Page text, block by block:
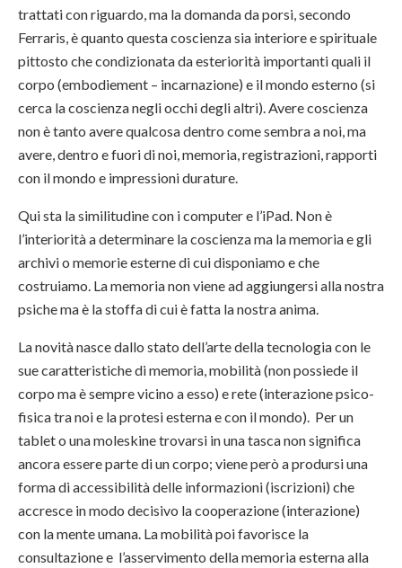
trattati con riguardo, ma la domanda da porsi, secondo
Ferraris, è quanto questa coscienza sia interiore e spirituale
pittosto che condizionata da esteriorità importanti quali il
corpo (embodiement – incarnazione) e il mondo esterno (si
cerca la coscienza negli occhi degli altri). Avere coscienza
non è tanto avere qualcosa dentro come sembra a noi, ma
avere, dentro e fuori di noi, memoria, registrazioni, rapporti
con il mondo e impressioni durature.
Qui sta la similitudine con i computer e l’iPad. Non è
l’interiorità a determinare la coscienza ma la memoria e gli
archivi o memorie esterne di cui disponiamo e che
costruiamo. La memoria non viene ad aggiungersi alla nostra
psiche ma è la stoffa di cui è fatta la nostra anima.
La novità nasce dallo stato dell’arte della tecnologia con le
sue caratteristiche di memoria, mobilità (non possiede il
corpo ma è sempre vicino a esso) e rete (interazione psico-
fisica tra noi e la protesi esterna e con il mondo). Per un
tablet o una moleskine trovarsi in una tasca non significa
ancora essere parte di un corpo; viene però a prodursi una
forma di accessibilità delle informazioni (iscrizioni) che
accresce in modo decisivo la cooperazione (interazione)
con la mente umana. La mobilità poi favorisce la
consultazione e l’asservimento della memoria esterna alla